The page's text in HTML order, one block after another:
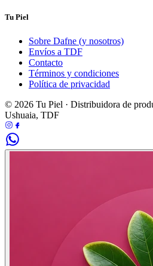
Tu Piel
Sobre Dafne (y nosotros)
Envíos a TDF
Contacto
Términos y condiciones
Política de privacidad
© 2026 Tu Piel · Distribuidora de
Ushuaia, TDF